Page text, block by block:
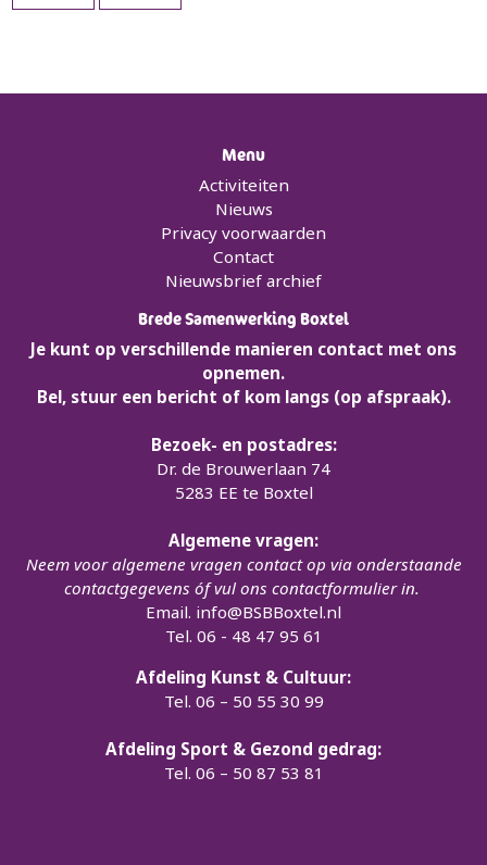
Menu
Activiteiten
Nieuws
Privacy voorwaarden
Contact
Nieuwsbrief archief
Brede Samenwerking Boxtel
Je kunt op verschillende manieren contact met ons
opnemen.
Bel, stuur een bericht of kom langs (op afspraak).
Bezoek- en postadres:
Dr. de Brouwerlaan 74
5283 EE te Boxtel
Algemene vragen:
Neem voor algemene vragen contact op via onderstaande
contactgegevens óf vul ons contactformulier in.
Email. info@BSBBoxtel.nl
Tel. 06 - 48 47 95 61
Afdeling Kunst & Cultuur:
Tel. 06 – 50 55 30 99
Afdeling Sport & Gezond gedrag:
Tel. 06 – 50 87 53 81